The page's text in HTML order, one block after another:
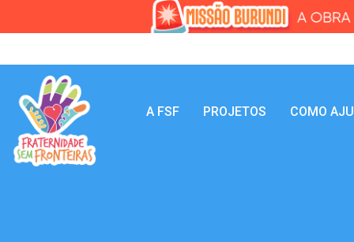
A FSF PROJETOS COMO